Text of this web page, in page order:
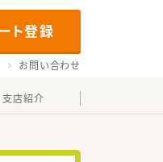
ト登録
お問い合わせ
支店紹介